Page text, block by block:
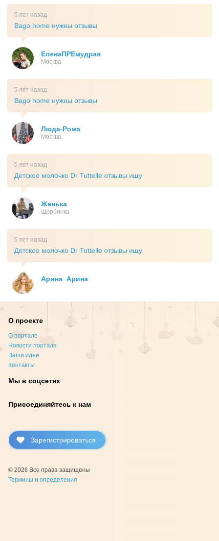
5 лет назад
Bago home нужны отзывы
ЕленаПРЕмудрая
Москва
5 лет назад
Bago home нужны отзывы
Люда-Рома
Москва
5 лет назад
Детское молочко Dr Tuttelle отзывы ищу
Женька
Щербинка
5 лет назад
Детское молочко Dr Tuttelle отзывы ищу
Арина_Арина
О проекте
О портале
Новости портала
Ваши идеи
Контакты
Мы в соцсетях
Присоединяйтесь к нам
Зарегистрироваться
© 2026 Все права защищены
Термины и определения